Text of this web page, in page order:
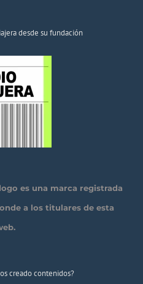
desde su fundación
es una marca registrada
a los titulares de esta
creado contenidos?